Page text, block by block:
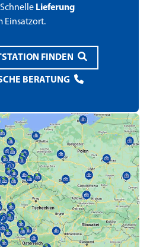
Lieferung
Einsatzort.
FINDEN
BERATUNG